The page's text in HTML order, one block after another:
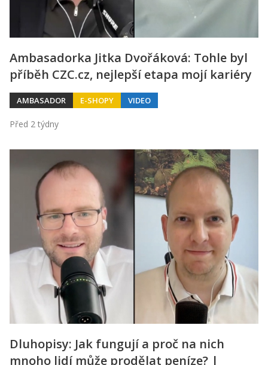
Ambasadorka Jitka Dvořáková: Tohle byl
příběh CZC.cz, nejlepší etapa mojí kariéry
AMBASADOR E-SHOPY VIDEO
Před 2 týdny
Dluhopisy: Jak fungují a proč na nich
mnoho lidí může prodělat peníze? |